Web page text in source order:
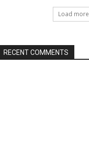
Load more
RECENT COMMENTS